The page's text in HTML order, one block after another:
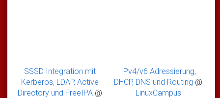
SSSD Integration mit
Kerberos, LDAP, Active
Directory und FreeIPA @
IPv4/v6 Adressierung,
DHCP, DNS und Routing @
LinuxCampus